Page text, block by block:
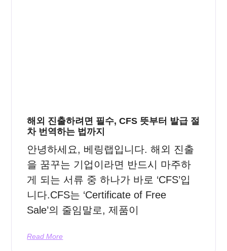
해외 진출하려면 필수, CFS 뜻부터 발급 절
차 번역하는 법까지
안녕하세요, 베링랩입니다. 해외 진출
을 꿈꾸는 기업이라면 반드시 마주하
게 되는 서류 중 하나가 바로 ‘CFS’입
니다.CFS는 ‘Certificate of Free
Sale’의 줄임말로, 제품이
Read More